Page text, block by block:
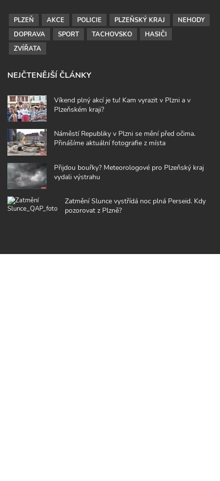
PLZEŇ AKCE POLICIE PLZEŇSKÝ KRAJ
NEHODY
DOPRAVA
SPORT TACHOVSKO
HASIČI
ZVÍŘATA
NEJČTENĚJŠÍ ČLÁNKY
Víkend plný akcí je tu! Kam vyrazit v Plzni a v
Plzeňském kraji?
Náměstí Republiky v Plzni se mění před očima.
Přinášíme aktuální fotografie z místa
Přijdou bouřky? Meteorologové pro Plzeňský kraj
vydali výstrahu
Zatmění Slunce vystřídá noc plná Perseid. Kdy
pozorovat z Plzně?